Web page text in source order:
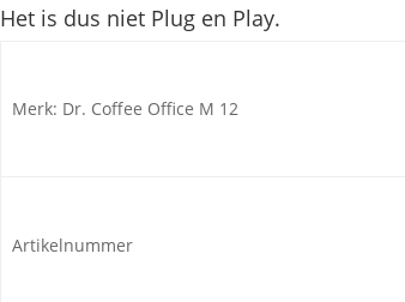
Het is dus niet Plug en Play.
Merk: Dr. Coffee Office M 12
Artikelnummer